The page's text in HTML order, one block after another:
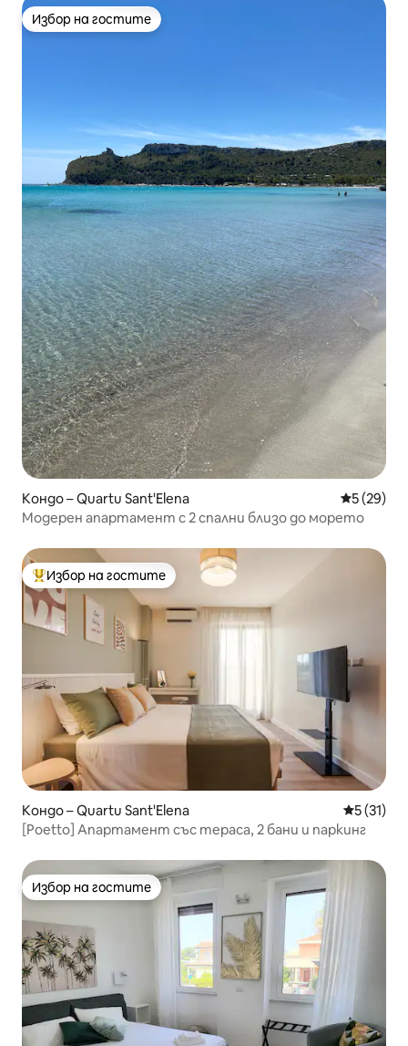
Избор на гостите
Избор на гостите
Кондо – Quartu Sant'Elena Средна
5 (29)
Модерен апартамент с 2 спални близо до морето
Най-популярен избор на гостите
Избор на гостите
Кондо – Quartu Sant'Elena Средна
5 (31)
[Poetto] Апартамент със тераса, 2 бани и паркинг
Избор на гостите
Избор на гостите